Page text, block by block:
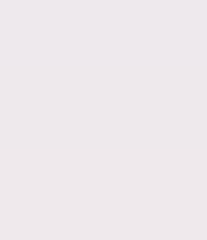
und Geld